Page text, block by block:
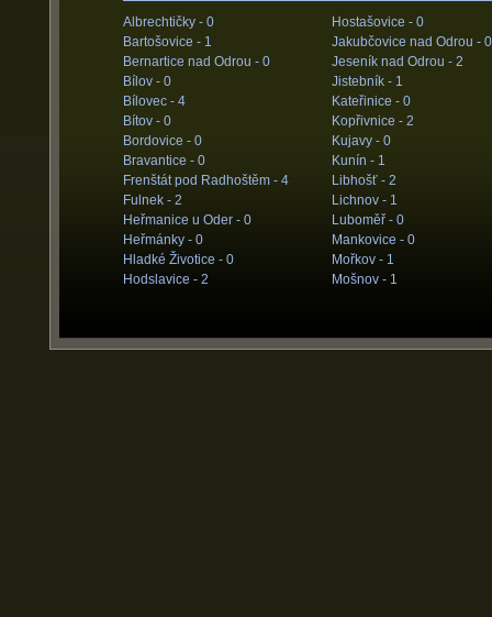
Albrechtičky - 0
Bartošovice - 1
Bernartice nad Odrou - 0
Bílov - 0
Bílovec - 4
Bítov - 0
Bordovice - 0
Bravantice - 0
Frenštát pod Radhoštěm - 4
Fulnek - 2
Heřmanice u Oder - 0
Heřmánky - 0
Hladké Životice - 0
Hodslavice - 2
Hostašovice - 0
Jakubčovice nad Odrou - 0
Jeseník nad Odrou - 2
Jistebník - 1
Kateřinice - 0
Kopřivnice - 2
Kujavy - 0
Kunín - 1
Libhošť - 2
Lichnov - 1
Luboměř - 0
Mankovice - 0
Mořkov - 1
Mošnov - 1